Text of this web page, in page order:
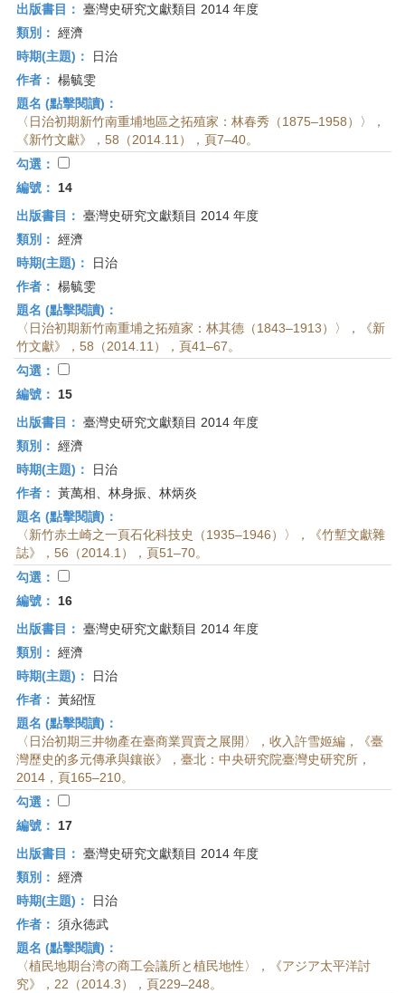
出版書目： 臺灣史研究文獻類目 2014 年度
類別： 經濟
時期(主題)：
日治
作者： 楊毓雯
題名 (點擊閱讀)：
〈日治初期新竹南重埔地區之拓殖家：林春秀（1875–1958）〉，
《新竹文獻》，58（2014.11），頁7–40。
勾選：
編號：
14
出版書目： 臺灣史研究文獻類目 2014 年度
類別： 經濟
時期(主題)：
日治
作者： 楊毓雯
題名 (點擊閱讀)：
〈日治初期新竹南重埔之拓殖家：林其德（1843–1913）〉，《新
竹文獻》，58（2014.11），頁41–67。
勾選：
編號：
15
出版書目： 臺灣史研究文獻類目 2014 年度
類別： 經濟
時期(主題)：
日治
作者： 黃萬相、林身振、林炳炎
題名 (點擊閱讀)：
〈新竹赤土崎之一頁石化科技史（1935–1946）〉，《竹塹文獻雜
誌》，56（2014.1），頁51–70。
勾選：
編號：
16
出版書目： 臺灣史研究文獻類目 2014 年度
類別： 經濟
時期(主題)：
日治
作者： 黃紹恆
題名 (點擊閱讀)：
〈日治初期三井物產在臺商業買賣之展開〉，收入許雪姬編，《臺
灣歷史的多元傳承與鑲嵌》，臺北：中央研究院臺灣史研究所，
2014，頁165–210。
勾選：
編號：
17
出版書目： 臺灣史研究文獻類目 2014 年度
類別： 經濟
時期(主題)：
日治
作者： 須永徳武
題名 (點擊閱讀)：
〈植民地期台湾の商工会議所と植民地性〉，《アジア太平洋討
究》，22（2014.3），頁229–248。